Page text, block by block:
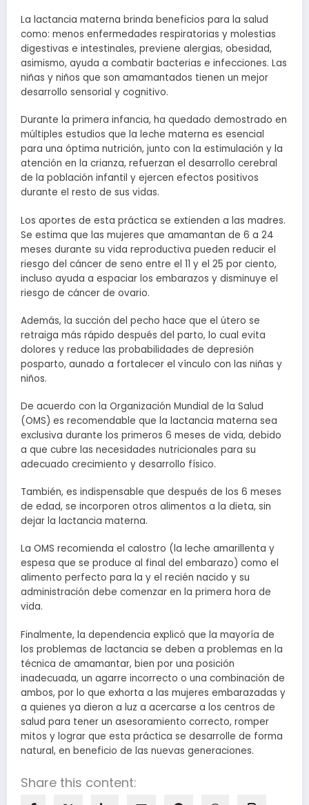
La lactancia materna brinda beneficios para la salud
como: menos enfermedades respiratorias y molestias
digestivas e intestinales, previene alergias, obesidad,
asimismo, ayuda a combatir bacterias e infecciones. Las
niñas y niños que son amamantados tienen un mejor
desarrollo sensorial y cognitivo.
Durante la primera infancia, ha quedado demostrado en
múltiples estudios que la leche materna es esencial
para una óptima nutrición, junto con la estimulación y la
atención en la crianza, refuerzan el desarrollo cerebral
de la población infantil y ejercen efectos positivos
durante el resto de sus vidas.
Los aportes de esta práctica se extienden a las madres.
Se estima que las mujeres que amamantan de 6 a 24
meses durante su vida reproductiva pueden reducir el
riesgo del cáncer de seno entre el 11 y el 25 por ciento,
incluso ayuda a espaciar los embarazos y disminuye el
riesgo de cáncer de ovario.
Además, la succión del pecho hace que el útero se
retraiga más rápido después del parto, lo cual evita
dolores y reduce las probabilidades de depresión
posparto, aunado a fortalecer el vínculo con las niñas y
niños.
De acuerdo con la Organización Mundial de la Salud
(OMS) es recomendable que la lactancia materna sea
exclusiva durante los primeros 6 meses de vida, debido
a que cubre las necesidades nutricionales para su
adecuado crecimiento y desarrollo físico.
También, es indispensable que después de los 6 meses
de edad, se incorporen otros alimentos a la dieta, sin
dejar la lactancia materna.
La OMS recomienda el calostro (la leche amarillenta y
espesa que se produce al final del embarazo) como el
alimento perfecto para la y el recién nacido y su
administración debe comenzar en la primera hora de
vida.
Finalmente, la dependencia explicó que la mayoría de
los problemas de lactancia se deben a problemas en la
técnica de amamantar, bien por una posición
inadecuada, un agarre incorrecto o una combinación de
ambos, por lo que exhorta a las mujeres embarazadas y
a quienes ya dieron a luz a acercarse a los centros de
salud para tener un asesoramiento correcto, romper
mitos y lograr que esta práctica se desarrolle de forma
natural, en beneficio de las nuevas generaciones.
Share this content: